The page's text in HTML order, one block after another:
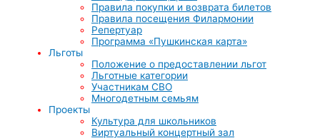
Правила покупки и возврата билетов
Правила посещения Филармонии
Репертуар
Программа «Пушкинская карта»
Льготы
Положение о предоставлении льгот
Льготные категории
Участникам СВО
Многодетным семьям
Проекты
Культура для школьников
Виртуальный концертный зал